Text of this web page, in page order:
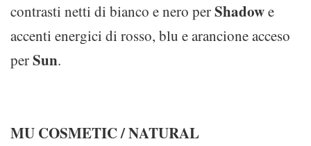
contrasti netti di bianco e nero perShadowe
accenti energici di rosso, blu e arancione acceso
perSun.
MU COSMETIC / NATURAL